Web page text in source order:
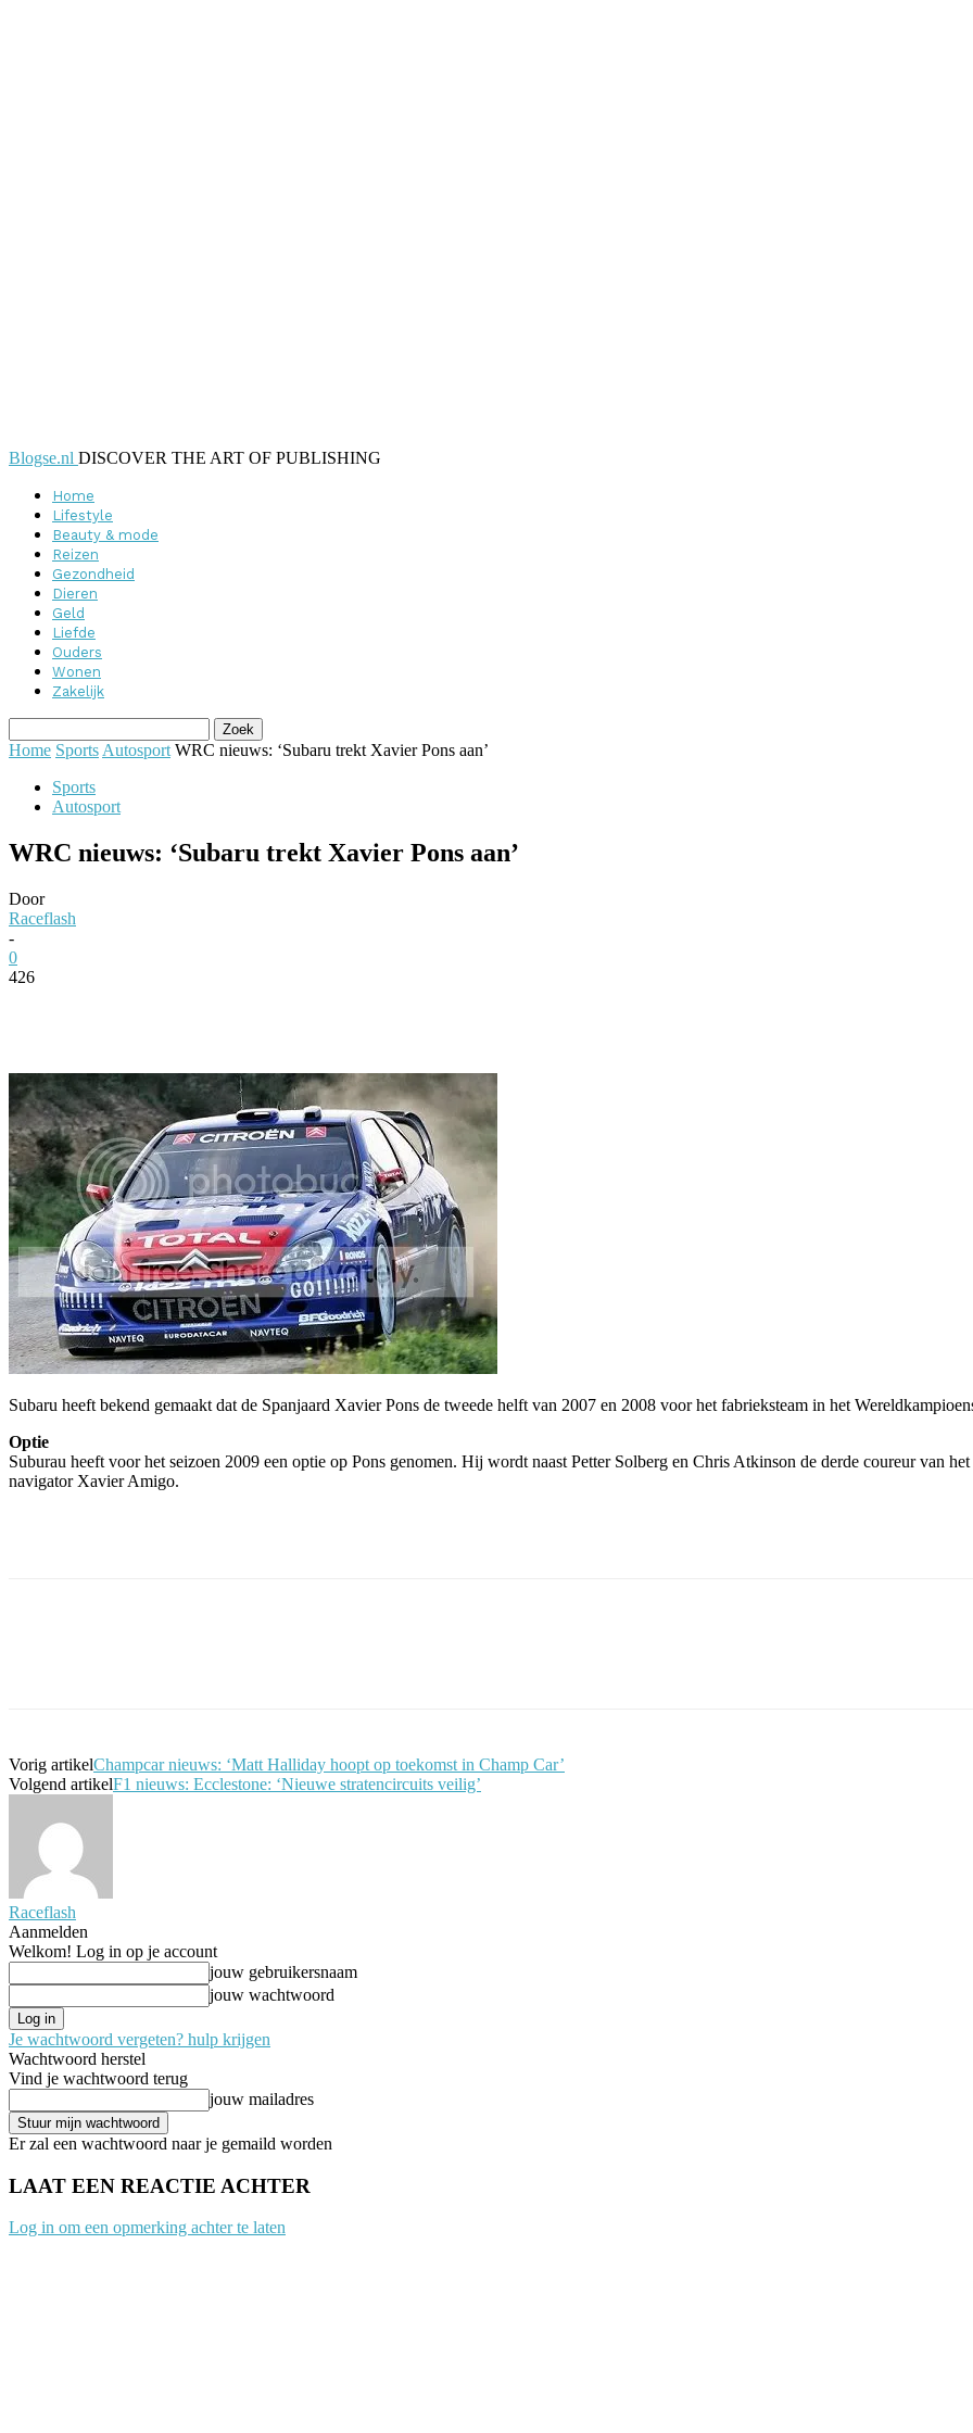
Blogse.nl DISCOVER THE ART OF PUBLISHING
Home
Lifestyle
Beauty & mode
Reizen
Gezondheid
Dieren
Geld
Liefde
Ouders
Wonen
Zakelijk
Home Sports Autosport WRC nieuws: ‘Subaru trekt Xavier Pons aan’
Sports
Autosport
WRC nieuws: ‘Subaru trekt Xavier Pons aan’
Door
Raceflash
-
0
426
Subaru heeft bekend gemaakt dat de Spanjaard Xavier Pons de tweede helft van 2007 en 2008 voor het fabrieksteam in het
Optie
Suburau heeft voor het seizoen 2009 een optie op Pons genomen. Hij wordt naast Petter Solberg en Chris Atkinson de derde coureur van
navigator Xavier Amigo.
Vorig artikelChampcar nieuws: ‘Matt Halliday hoopt op toekomst in Champ Car’
Volgend artikelF1 nieuws: Ecclestone: ‘Nieuwe stratencircuits veilig’
Raceflash
Aanmelden
Welkom! Log in op je account
jouw gebruikersnaam
jouw wachtwoord
Je wachtwoord vergeten? hulp krijgen
Wachtwoord herstel
Vind je wachtwoord terug
jouw mailadres
Er zal een wachtwoord naar je gemaild worden
LAAT EEN REACTIE ACHTER
Log in om een opmerking achter te laten